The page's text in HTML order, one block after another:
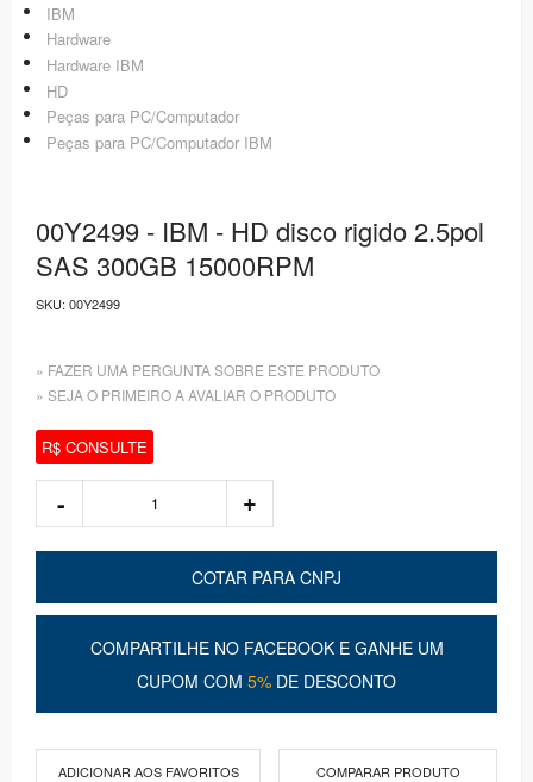
IBM
Hardware
Hardware IBM
HD
Peças para PC/Computador
Peças para PC/Computador IBM
00Y2499 - IBM - HD disco rigido 2.5pol
SAS 300GB 15000RPM
SKU: 00Y2499
» FAZER UMA PERGUNTA SOBRE ESTE PRODUTO
» SEJA O PRIMEIRO A AVALIAR O PRODUTO
R$ CONSULTE
COTAR PARA CNPJ
COMPARTILHE NO FACEBOOK E GANHE UM
CUPOM COM 5% DE DESCONTO
ADICIONAR AOS FAVORITOS COMPARAR PRODUTO